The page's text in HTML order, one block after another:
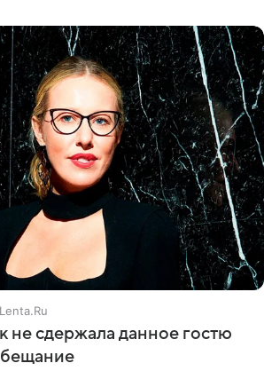
Lenta.Ru
не сдержала данное гостю